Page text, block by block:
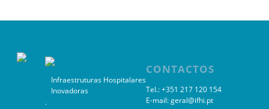
Infraestruturas Hospitalares
Inovadoras
.
CONTACTOS
Tel.: +351 217 120 154
E-mail:geral@ifhi.pt